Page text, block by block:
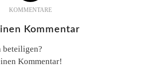
KOMMENTARE
Kommentar
beteiligen?
Kommentar!